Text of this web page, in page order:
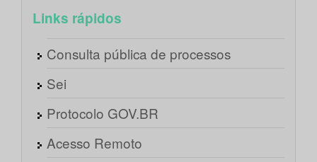
Links rápidos
Consulta pública de processos
Sei
Protocolo GOV.BR
Acesso Remoto